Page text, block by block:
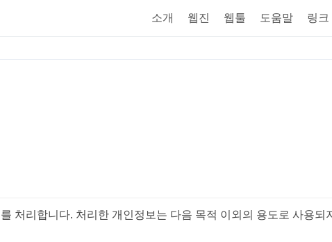
소개 웹진 웹툴 도움말 링
처리합니다. 처리한 개인정보는 다음 목적 이외의 용도로 사용